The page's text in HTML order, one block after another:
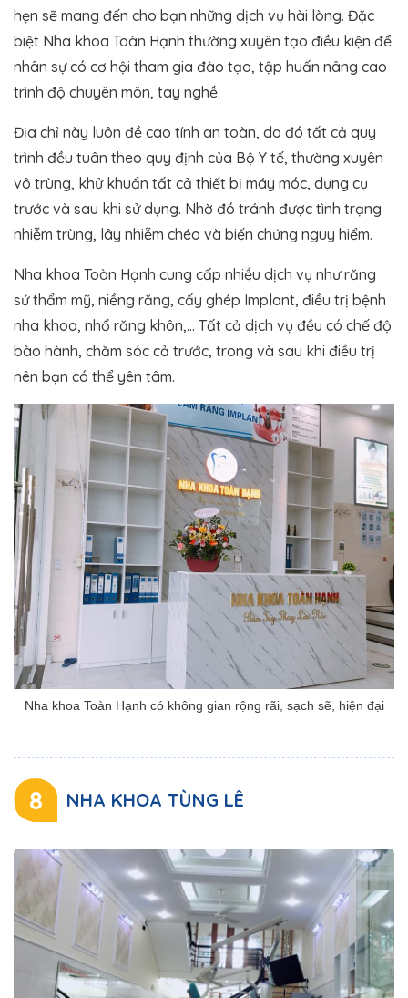
hẹn sẽ mang đến cho bạn những dịch vụ hài lòng. Đặc
biệt Nha khoa Toàn Hạnh thường xuyên tạo điều kiện để
nhân sự có cơ hội tham gia đào tạo, tập huấn nâng cao
trình độ chuyên môn, tay nghề.
Địa chỉ này luôn đề cao tính an toàn, do đó tất cả quy
trình đều tuân theo quy định của Bộ Y tế, thường xuyên
vô trùng, khử khuẩn tất cả thiết bị máy móc, dụng cụ
trước và sau khi sử dụng. Nhờ đó tránh được tình trạng
nhiễm trùng, lây nhiễm chéo và biến chứng nguy hiểm.
Nha khoa Toàn Hạnh cung cấp nhiều dịch vụ như răng
sứ thẩm mỹ, niềng răng, cấy ghép Implant, điều trị bệnh
nha khoa, nhổ răng khôn,… Tất cả dịch vụ đều có chế độ
bào hành, chăm sóc cả trước, trong và sau khi điều trị
nên bạn có thể yên tâm.
Nha khoa Toàn Hạnh có không gian rộng rãi, sạch sẽ, hiện đại
8 NHA KHOA TÙNG LÊ